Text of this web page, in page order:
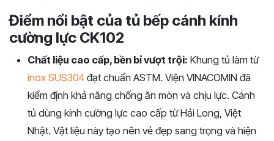
Điểm nổi bật của tủ bếp cánh kính
cường lực CK102
Chất liệu cao cấp, bền bỉ vượt trội: Khung tủ làm từ
inox SUS304 đạt chuẩn ASTM. Viện VINACOMIN đã
kiểm định khả năng chống ăn mòn và chịu lực. Cánh
tủ dùng kính cường lực cao cấp từ Hải Long, Việt
Nhật. Vật liệu này tạo nên vẻ đẹp sang trọng và hiện